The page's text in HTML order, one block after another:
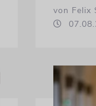
von Felix